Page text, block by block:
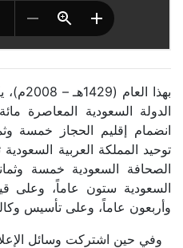
بهذا
الدولة السعودية المعاصرة
انضمام إقليم الحجاز خمسة
توحيد المملكة العربية
الصحافة السعودية خمسة
السعودية ستون عاماً، وعلى
وأربعون عاماً، وعلى تأسيس
وفي حين اشتركت وسائل